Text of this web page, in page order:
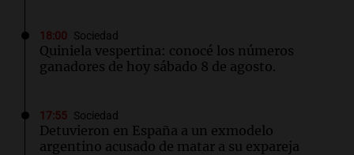
18:00 Sociedad
Quiniela vespertina: conocé los números
ganadores de hoy sábado 8 de agosto.
17:55 Sociedad
Detuvieron en España a un exmodelo
argentino acusado de matar a su expareja